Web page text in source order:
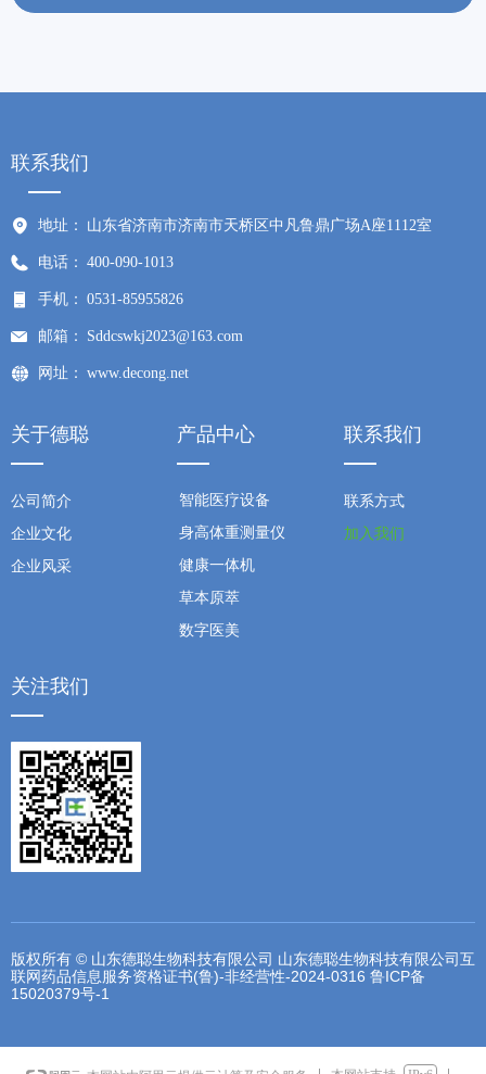
联系我们
地址： 山东省济南市济南市天桥区中凡鲁鼎广场A座1112室
电话： 400-090-1013
手机： 0531-85955826
邮箱： Sddcswkj2023@163.com
网址： www.decong.net
关注我们
关于德聪
公司简介
企业文化
企业风采
产品中心
智能医疗设备
身高体重测量仪
健康一体机
草本原萃
数字医美
联系我们
联系方式
加入我们
版权所有 © 山东德聪生物科技有限公司 山东德聪生物科技有限公司互
联网药品信息服务资格证书(鲁)-非经营性-2024-0316 鲁ICP备
15020379号-1